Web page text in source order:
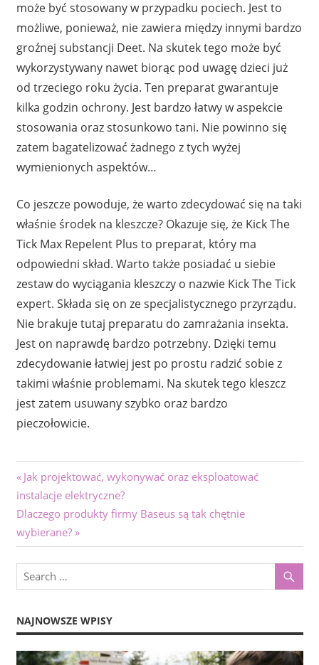
może być stosowany w przypadku pociech. Jest to
możliwe, ponieważ, nie zawiera między innymi bardzo
groźnej substancji Deet. Na skutek tego może być
wykorzystywany nawet biorąc pod uwagę dzieci już
od trzeciego roku życia. Ten preparat gwarantuje
kilka godzin ochrony. Jest bardzo łatwy w aspekcie
stosowania oraz stosunkowo tani. Nie powinno się
zatem bagatelizować żadnego z tych wyżej
wymienionych aspektów…
Co jeszcze powoduje, że warto zdecydować się na taki
właśnie środek na kleszcze? Okazuje się, że Kick The
Tick Max Repelent Plus to preparat, który ma
odpowiedni skład. Warto także posiadać u siebie
zestaw do wyciągania kleszczy o nazwie Kick The Tick
expert. Składa się on ze specjalistycznego przyrządu.
Nie brakuje tutaj preparatu do zamrażania insekta.
Jest on naprawdę bardzo potrzebny. Dzięki temu
zdecydowanie łatwiej jest po prostu radzić sobie z
takimi właśnie problemami. Na skutek tego kleszcz
jest zatem usuwany szybko oraz bardzo
pieczołowicie.
Nawigacja
wpisu
Previous
Post:
Jak projektować, wykonywać oraz eksploatować
instalacje elektryczne?
Next
Post:
Dlaczego produkty firmy Baseus są tak chętnie
wybierane?
NAJNOWSZE WPISY